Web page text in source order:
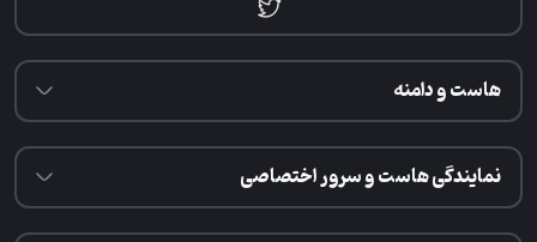
هاست و دامنه
نمایندگی هاست و سرور اختصاصی